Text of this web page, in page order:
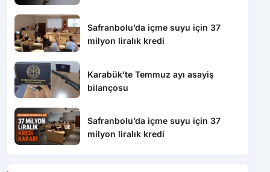
Safranbolu’da içme suyu için 37
milyon liralık kredi
Karabük’te Temmuz ayı asayiş
bilançosu
Safranbolu’da içme suyu için 37
milyon liralık kredi